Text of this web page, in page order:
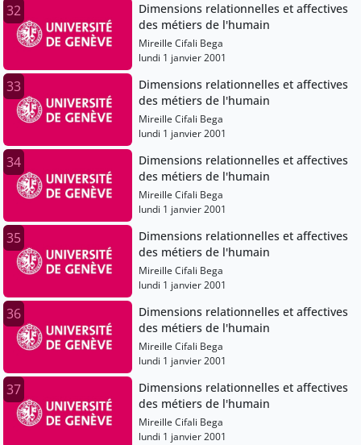
32
Dimensions relationnelles et affectives
des métiers de l'humain
Mireille Cifali Bega
lundi 1 janvier 2001
33
Dimensions relationnelles et affectives
des métiers de l'humain
Mireille Cifali Bega
lundi 1 janvier 2001
34
Dimensions relationnelles et affectives
des métiers de l'humain
Mireille Cifali Bega
lundi 1 janvier 2001
35
Dimensions relationnelles et affectives
des métiers de l'humain
Mireille Cifali Bega
lundi 1 janvier 2001
36
Dimensions relationnelles et affectives
des métiers de l'humain
Mireille Cifali Bega
lundi 1 janvier 2001
37
Dimensions relationnelles et affectives
des métiers de l'humain
Mireille Cifali Bega
lundi 1 janvier 2001